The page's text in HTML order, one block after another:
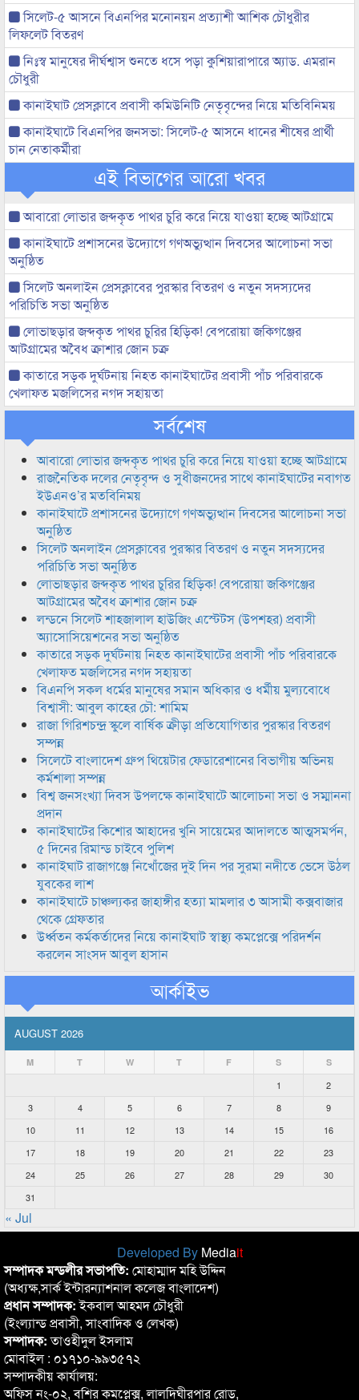
সিলেট-৫ আসনে বিএনপির মনোনয়ন প্রত্যাশী আশিক চৌধুরীর
লিফলেট বিতরণ
নিঃস্ব মানুষের দীর্ঘশ্বাস শুনতে ধসে পড়া কুশিয়ারাপারে অ্যাড. এমরান
চৌধুরী
কানাইঘাট প্রেসক্লাবে প্রবাসী কমিউনিটি নেতৃবৃন্দের নিয়ে মতিবিনিময়
কানাইঘাটে বিএনপির জনসভা: সিলেট-৫ আসনে ধানের শীষের প্রার্থী
চান নেতাকর্মীরা
এই বিভাগের আরো খবর
আবারো লোভার জব্দকৃত পাথর চুরি করে নিয়ে যাওয়া হচ্ছে আটগ্রামে
কানাইঘাটে প্রশাসনের উদ্যোগে গণঅভ্যুত্থান দিবসের আলোচনা সভা
অনুষ্ঠিত
সিলেট অনলাইন প্রেসক্লাবের পুরস্কার বিতরণ ও নতুন সদস্যদের
পরিচিতি সভা অনুষ্ঠিত
লোভাছড়ার জব্দকৃত পাথর চুরির হিড়িক! বেপরোয়া জকিগঞ্জের
আটগ্রামের অবৈধ ক্রাশার জোন চক্র
কাতারে সড়ক দুর্ঘটনায় নিহত কানাইঘাটের প্রবাসী পাঁচ পরিবারকে
খেলাফত মজলিসের নগদ সহায়তা
সর্বশেষ
আবারো লোভার জব্দকৃত পাথর চুরি করে নিয়ে যাওয়া হচ্ছে আটগ্রামে
রাজনৈতিক দলের নেতৃবৃন্দ ও সুধীজনদের সাথে কানাইঘাটের নবাগত
ইউএনও’র মতবিনিময়
কানাইঘাটে প্রশাসনের উদ্যোগে গণঅভ্যুত্থান দিবসের আলোচনা সভা
অনুষ্ঠিত
সিলেট অনলাইন প্রেসক্লাবের পুরস্কার বিতরণ ও নতুন সদস্যদের
পরিচিতি সভা অনুষ্ঠিত
লোভাছড়ার জব্দকৃত পাথর চুরির হিড়িক! বেপরোয়া জকিগঞ্জের
আটগ্রামের অবৈধ ক্রাশার জোন চক্র
লন্ডনে সিলেট শাহজালাল হাউজিং এস্টেটস (উপশহর) প্রবাসী
অ্যাসোসিয়েশনের সভা অনুষ্ঠিত
কাতারে সড়ক দুর্ঘটনায় নিহত কানাইঘাটের প্রবাসী পাঁচ পরিবারকে
খেলাফত মজলিসের নগদ সহায়তা
বিএনপি সকল ধর্মের মানুষের সমান অধিকার ও ধর্মীয় মুল্যবোধে
বিশ্বাসী: আবুল কাহের চৌ: শামিম
রাজা গিরিশচন্দ্র স্কুলে বার্ষিক ক্রীড়া প্রতিযোগিতার পুরস্কার বিতরণ
সম্পন্ন
সিলেটে বাংলাদেশ গ্রুপ থিয়েটার ফেডারেশানের বিভাগীয় অভিনয়
কর্মশালা সম্পন্ন
বিশ্ব জনসংখ্যা দিবস উপলক্ষে কানাইঘাটে আলোচনা সভা ও সম্মাননা
প্রদান
কানাইঘাটের কিশোর আহাদের খুনি সায়েমের আদালতে আত্মসমর্পন,
৫ দিনের রিমান্ড চাইবে পুলিশ
কানাইঘাট রাজাগঞ্জে নিখোঁজের দুই দিন পর সুরমা নদীতে ভেসে উঠল
যুবকের লাশ
কানাইঘাটে চাঞ্চল্যকর জাহাঙ্গীর হত্যা মামলার ৩ আসামী কক্সবাজার
থেকে গ্রেফতার
উর্ধ্বতন কর্মকর্তাদের নিয়ে কানাইঘাট স্বাস্থ্য কমপ্লেক্সে পরিদর্শন
করলেন সাংসদ আবুল হাসান
আর্কাইভ
AUGUST 2026
M T W T F S S
1
2
3
4 5 6 7 8
9
10
11 12 13 14 15
16
17
18 19 20 21 22
23
24
25 26 27 28 29
30
31
« Jul
Developed By Mediait
সম্পাদক মন্ডলীর সভাপতি: মোহাম্মাদ মহি উদ্দিন
(অধ্যক্ষ,সার্ক ইন্টারন্যাশনাল কলেজ বাংলাদেশ)
প্রধান সম্পাদক:ইকবাল আহমদ চৌধুরী
(ইংল্যান্ড প্রবাসী, সাংবাদিক ও লেখক)
সম্পাদক:তাওহীদুল ইসলাম
মোবাইল : ০১৭১০-৯৯৩৫৭২
সম্পাদকীয় কার্যালয়:
অফিস নং-০২, বশির কমপ্লেক্স, লালদিঘীরপার রোড,